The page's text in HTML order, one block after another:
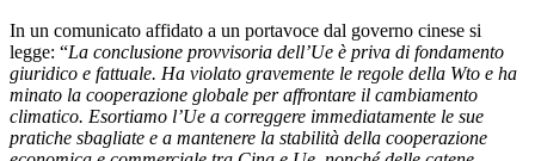
In un comunicato affidato a un portavoce dal governo cinese si
legge: “La conclusione provvisoria dell’Ue è priva di fondamento
giuridico e fattuale. Ha violato gravemente le regole della Wto e ha
minato la cooperazione globale per affrontare il cambiamento
climatico. Esortiamo l’Ue a correggere immediatamente le sue
pratiche sbagliate e a mantenere la stabilità della cooperazione